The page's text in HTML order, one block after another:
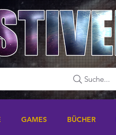
Suche...
GAMES BÜCHER